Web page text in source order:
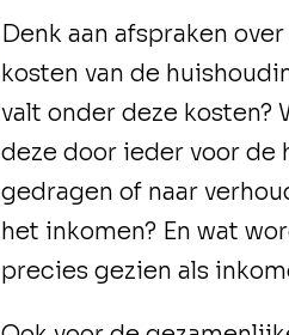
Denk aan afspraken
kosten van de
valt onder deze kosten?
deze door ieder voor de
gedragen of naar
het inkomen? En wat
precies gezien als